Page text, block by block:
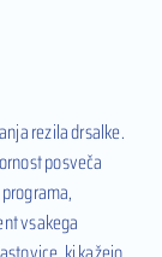
rezila drsalke.
posveča
vsakega